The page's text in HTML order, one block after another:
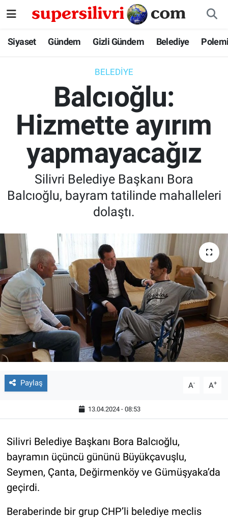
Siyaset Gündem Gizli Gündem Belediye
BELEDIYE
Balcıoğlu:
Hizmette ayırım
yapmayacağız
Silivri Belediye Başkanı Bora
Balcıoğlu, bayram tatilinde mahalleleri
dolaştı.
Paylaş A- A+
13.04.2024 - 08:53
Silivri Belediye Başkanı Bora Balcıoğlu,
bayramın üçüncü gününü Büyükçavuşlu,
Seymen, Çanta, Değirmenköy ve Gümüşyaka’da
geçirdi.
Beraberinde bir grup CHP’li belediye meclis
Siyaset
Gizli Gündem
Belediye
İstanbul Nöbetçi Eczaneler
İstanbul Namaz Vakitleri
İstanbul Trafik Yoğunluk Haritası
Süper Lig Puan Durumu ve Fikstür
Tüm Manşetler
Son Dakika Haberleri